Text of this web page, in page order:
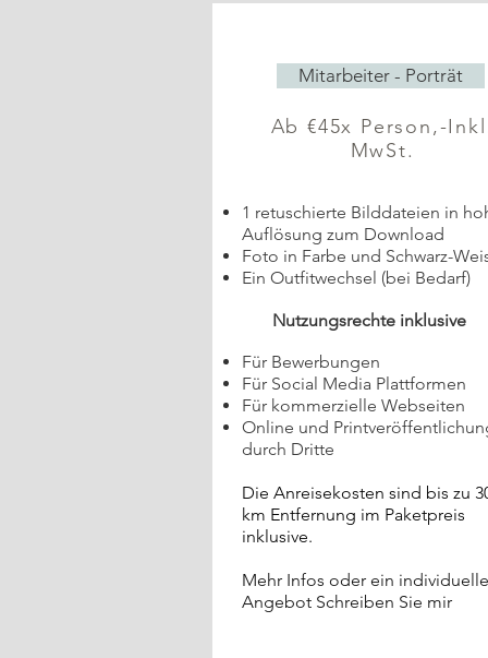
Mitarbeiter - Porträt
Ab €45x Person,-
MwSt.
1 retuschierte Bilddateien in
Auflösung zum Download
Foto in Farbe und Schwarz-
Ein Outfitwechsel (bei Bedarf)
Nutzungsrechte inklusive
Für Bewerbungen
Für Social Media Plattformen
Für kommerzielle Webseiten
Online und
durch Dritte
Die Anreisekosten sind bis zu
km Entfernung im Paketpreis
inklusive.
Mehr Infos oder ein
Angebot Schreiben Sie mir